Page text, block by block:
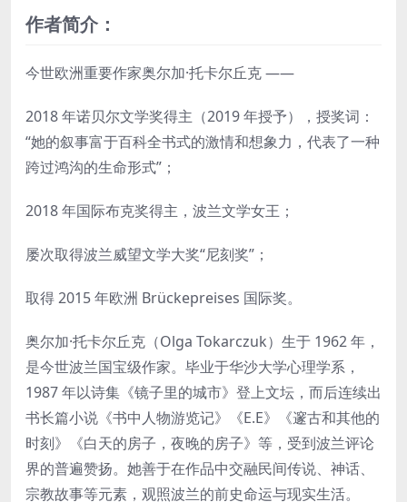
作者简介：
今世欧洲重要作家奥尔加·托卡尔丘克 ——
2018 年诺贝尔文学奖得主（2019 年授予），授奖词：
“她的叙事富于百科全书式的激情和想象力，代表了一种
跨过鸿沟的生命形式”；
2018 年国际布克奖得主，波兰文学女王；
屡次取得波兰威望文学大奖“尼刻奖”；
取得 2015 年欧洲 Brückepreises 国际奖。
奥尔加·托卡尔丘克（Olga Tokarczuk）生于 1962 年，
是今世波兰国宝级作家。毕业于华沙大学心理学系，
1987 年以诗集《镜子里的城市》登上文坛，而后连续出
书长篇小说《书中人物游览记》《E.E》《邃古和其他的
时刻》《白天的房子，夜晚的房子》等，受到波兰评论
界的普遍赞扬。她善于在作品中交融民间传说、神话、
宗教故事等元素，观照波兰的前史命运与现实生活。